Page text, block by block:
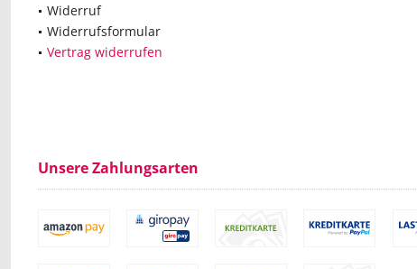
Widerruf
Widerrufsformular
Vertrag widerrufen
Unsere Zahlungsarten